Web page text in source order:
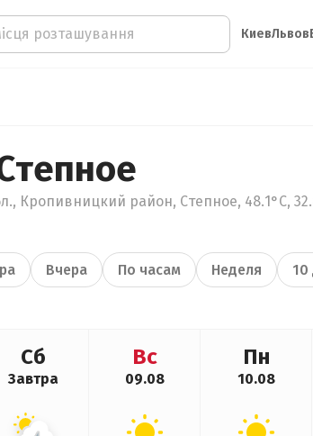
КиевЛьвов
Кропивницкий район, Степное, 48.1°С,
Вчера По часам Неделя 10
Сб
Завтра
Вс
09.08
Пн
10.08